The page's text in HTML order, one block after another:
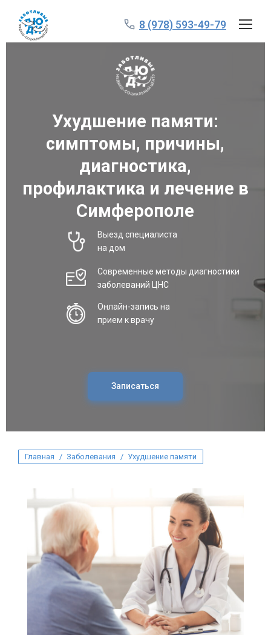
8 (978) 593-49-79
Ухудшение памяти:
симптомы, причины,
диагностика,
профилактика и лечение в
Симферополе
Записаться
Выезд специалиста
на дом
Современные методы диагностики
заболеваний ЦНС
Онлайн-запись на
прием к врачу
Вы здесь:
Главная Заболевания Ухудшение памяти